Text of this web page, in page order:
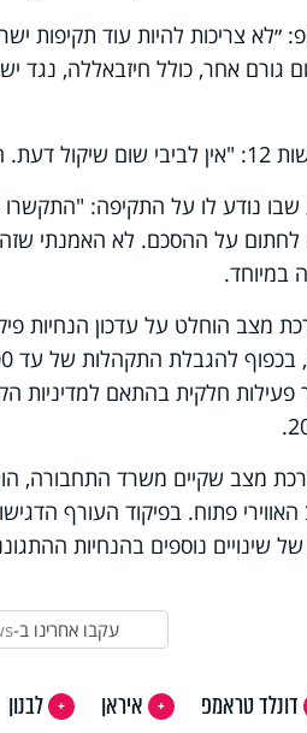
״לא צריכות להיות עוד תקיפות
גורם אחר, כולל חיזבאללה, נגד
לא מרוצה".
נודע לו על התקיפה: "התקשרו
לחתום על ההסכם. לא האמנתי
במיוחד.
חלקית בהתאם למדיניות
מצב שקיים משרד התחבורה,
פתוח. בפיקוד העורף
שינויים נוספים בהנחיות
עקבו אחרינו ב-
דונלד טראמפ איראן לבנון